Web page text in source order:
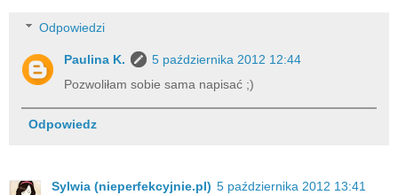
Odpowiedzi
Paulina K.
5 października 2012 12:44
Pozwoliłam sobie sama napisać ;)
Odpowiedz
Sylwia (nieperfekcyjnie.pl) 5 października 2012 13:41